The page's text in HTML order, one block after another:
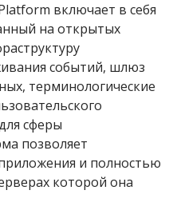
включает в себя
на открытых
событий, шлюз
терминологические
сферы
позволяет
и полностью
которой она